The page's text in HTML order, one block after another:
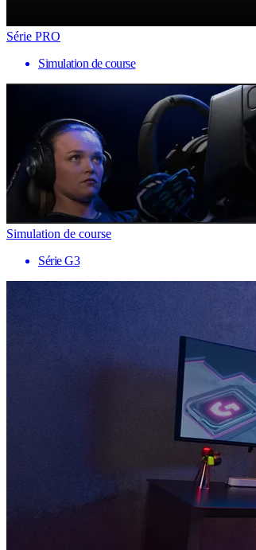
Série PRO
Simulation de course
Simulation de course
Série G3